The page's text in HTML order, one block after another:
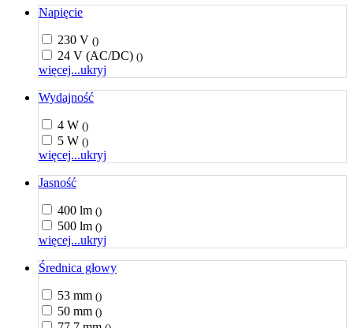
Napięcie
230 V ()
24 V (AC/DC) ()
więcej...ukryj
Wydajność
4 W ()
5 W ()
więcej...ukryj
Jasność
400 lm ()
500 lm ()
więcej...ukryj
Średnica głowy
53 mm ()
50 mm ()